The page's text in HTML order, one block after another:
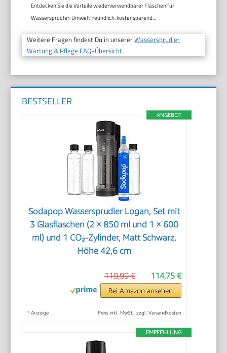
Entdecken Sie die Vorteile wiederverwendbarer Flaschen für
Wassersprudler: Umweltfreundlich, kostensparend...
Weitere Fragen findest Du in unsererWassersprudler
Wartung & Pflege FAQ-Übersicht.
BESTSELLER
ANGEBOT
Sodapop Wassersprudler Logan, Set mit
3 Glasflaschen (2 × 850 ml und 1 × 600
ml) und 1 CO₂-Zylinder, Matt Schwarz,
Höhe 42,6 cm
114,75 €
119,99 €
Bei Amazon ansehen
* Anzeige Preis inkl. MwSt., zzgl. Versandkosten
EMPFEHLUNG